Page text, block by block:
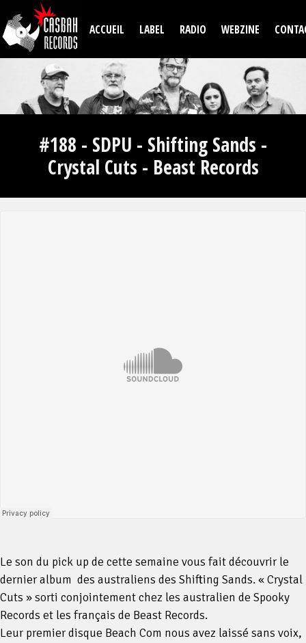
Aller au contenu principal
ACCUEIL LABEL RADIO WEBZINE
#188 - SDPU - Shifting Sands -
Crystal Cuts - Beast Records
Le son du pick up de cette semaine vous fait découvrir le
dernier album des australiens des Shifting Sands. « Crystal
Cuts » sorti conjointement chez les australien de Spooky
Records et les français de Beast Records.
Leur premier disque Beach Com nous avez laissé sans voix,